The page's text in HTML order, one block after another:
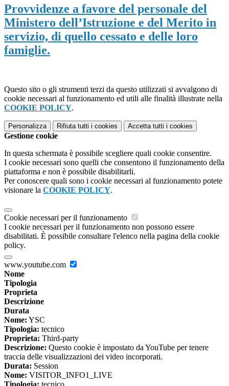
Provvidenze a favore del personale del
Ministero dell’Istruzione e del Merito in
servizio, di quello cessato e delle loro
famiglie.
Questo sito o gli strumenti terzi da questo utilizzati si avvalgono di
cookie necessari al funzionamento ed utili alle finalità illustrate nella
COOKIE POLICY.
Personalizza Rifiuta tutti i cookies Accetta tutti i cookies
Gestione cookie
In questa schermata è possibile scegliere quali cookie consentire.
I cookie necessari sono quelli che consentono il funzionamento della
piattaforma e non è possibile disabilitarli.
Per conoscere quali sono i cookie necessari al funzionamento potete
visionare la COOKIE POLICY.
Cookie necessari per il funzionamento
I cookie necessari per il funzionamento non possono essere
disabilitati. È possibile consultare l'elenco nella pagina della cookie
policy.
www.youtube.com
Nome
Tipologia
Proprieta
Descrizione
Durata
Nome: YSC
Tipologia: tecnico
Proprieta: Third-party
Descrizione: Questo cookie è impostato da YouTube per tenere
traccia delle visualizzazioni dei video incorporati.
Durata: Session
Nome: VISITOR_INFO1_LIVE